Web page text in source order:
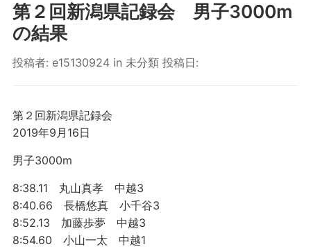
第２回新潟県記録会 男子3000m
の結果
投稿者: e15130924 in 未分類投稿日:
第２回新潟県記録会
2019年9月16日
男子3000m
8:38.11 丸山真孝 中越3
8:40.66 長橋悠真 小千谷3
8:52.13 加藤歩夢 中越3
8:54.60 小山一太 中越1